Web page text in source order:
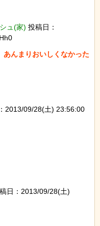
ュ(家) 投稿日：
あんまりおいしくなかった
2013/09/28(土) 23:56:00
日：2013/09/28(土)